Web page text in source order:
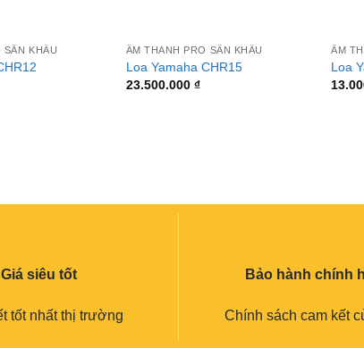
SÂN KHẤU ÂM THANH PRO SÂN KHẤU
Loa Yamaha CHR15
23.500.000 ₫
ÂM
Loa
Giá siêu tốt
tốt nhất thị trường
Bảo hành chính
Chính sách cam kết